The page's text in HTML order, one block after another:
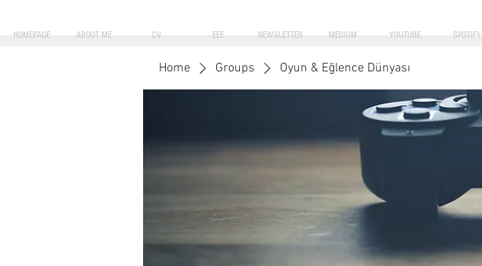
HOMEPAGE ABOUT ME CV EEE NEWSLETTER MEDIUM YOUTUBE SPOTIFY
Home Groups Oyun & Eğlence Dünyası